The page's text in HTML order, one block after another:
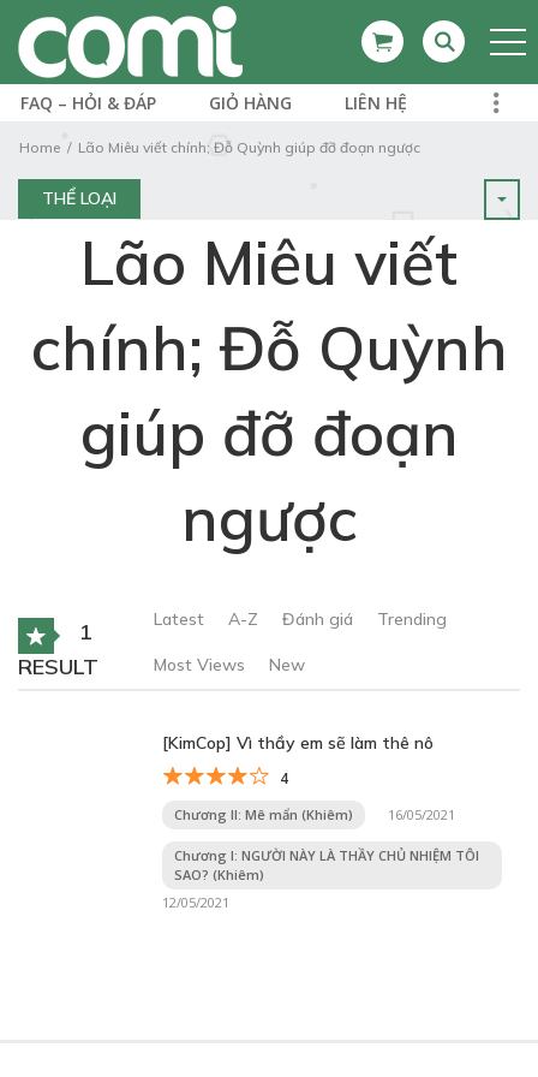
FAQ – HỎI & ĐÁP GIỎ HÀNG LIÊN HỆ
Home Lão Miêu viết chính; Đỗ Quỳnh giúp đỡ đoạn ngược
THỂ LOẠI
Lão Miêu viết
chính; Đỗ Quỳnh
giúp đỡ đoạn
ngược
1
RESULT
Latest A-Z Đánh giá Trending
Most Views New
[KimCop] Vì thầy em sẽ làm thê nô
4
Chương II: Mê mẩn (Khiêm) 16/05/2021
Chương I: NGƯỜI NÀY LÀ THẦY CHỦ NHIỆM TÔI
SAO? (Khiêm)
12/05/2021